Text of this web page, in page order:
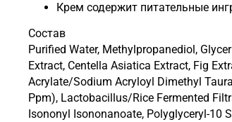
Крем содержит питательные
Состав
Purified Water, Methylpropanediol,
Extract, Centella Asiatica Extract, Fig
Acrylate/Sodium Acryloyl Dimethyl
Ppm), Lactobacillus/Rice Fermented
Isononyl Isononanoate, Polyglyceryl-10